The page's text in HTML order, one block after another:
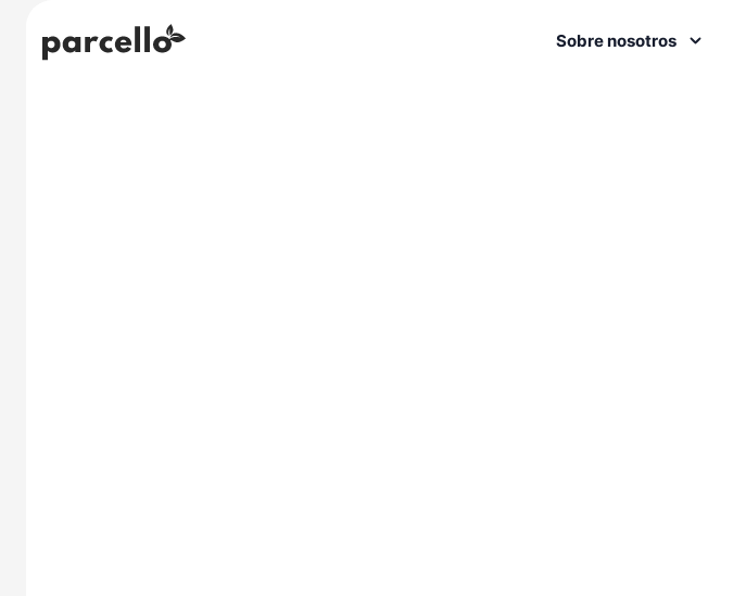
Sobre nosotros